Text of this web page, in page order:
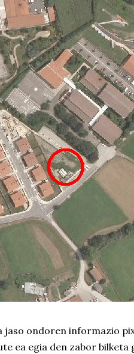
jaso ondoren informazio
ea egia den zabor bilketa